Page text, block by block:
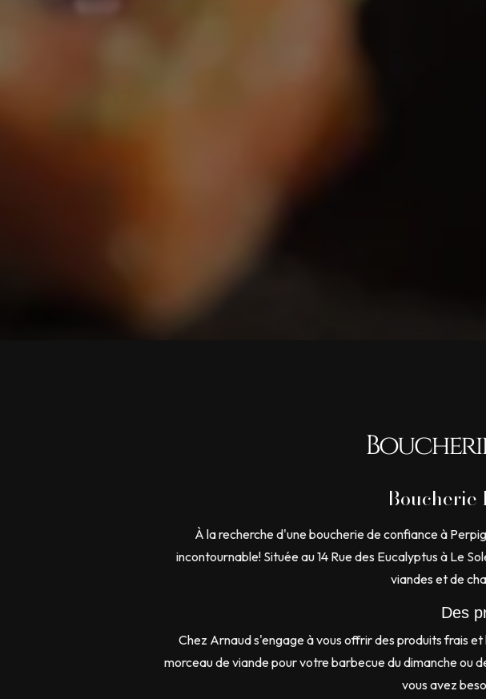
Boucherie
À la recherche d'une boucherie de confiance à
incontournable! Située au 14 Rue des Eucalyptus à Le
viandes et de
Des
Chez Arnaud s'engage à vous offrir des produits frais
morceau de viande pour votre barbecue du dimanche ou
vous avez